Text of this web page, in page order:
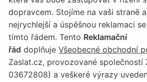
dopravcem. Stojíme na vaši straně
nejrychlejší a úspěšnou reklamaci
tímto řádem. Tento Reklamační
řád doplňuje Všeobecné obchodní
Zaslat.cz, provozované společností
03672808) a veškeré výrazy